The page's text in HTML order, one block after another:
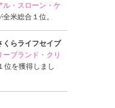
ル・スローン・ケ
全米総合１位。
くらライフセイブ
ーブランド・クリ
位を獲得しまし